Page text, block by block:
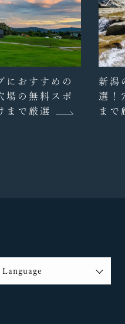
におすすめの
場の無料スポ
まで厳選
新潟
選！
まで
Language